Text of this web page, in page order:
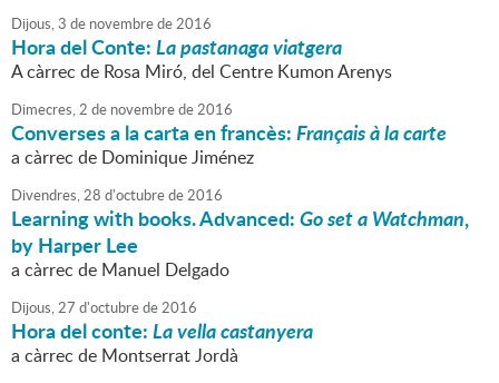
Dijous,3 de novembrede2016
Hora del Conte:La pastanaga viatgera
A càrrec de Rosa Miró, del Centre Kumon Arenys
Dimecres,2 de novembrede2016
Converses a la carta en francès:Français à la carte
a càrrec de Dominique Jiménez
Divendres,28 d'octubrede2016
Learning with books. Advanced:Go set a Watchman,
by Harper Lee
a càrrec de Manuel Delgado
Dijous,27 d'octubrede2016
Hora del conte:La vella castanyera
a càrrec de Montserrat Jordà